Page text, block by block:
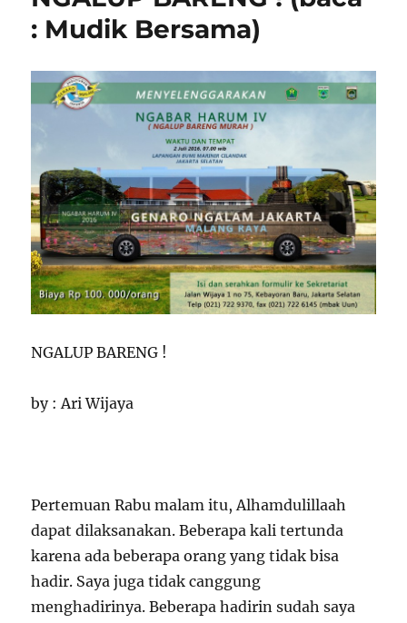
: Mudik Bersama)
NGALUP BARENG !
by : Ari Wijaya
Pertemuan Rabu malam itu, Alhamdulillaah
dapat dilaksanakan. Beberapa kali tertunda
karena ada beberapa orang yang tidak bisa
hadir. Saya juga tidak canggung
menghadirinya. Beberapa hadirin sudah saya